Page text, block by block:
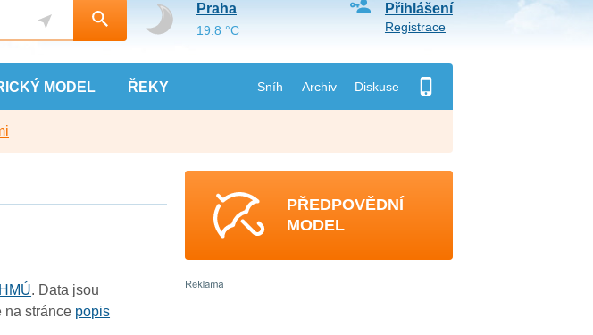
MODEL ŘEKY Sníh Archiv Diskuse
Přihlášení
Registrace
Praha
19.8 °C
. Data jsou
na stránce popis
PŘEDPOVĚDNÍ
MODEL